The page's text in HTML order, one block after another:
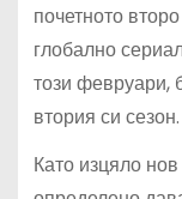
почетното
глобално
този февруари,
втория си сезон.
Като изцяло